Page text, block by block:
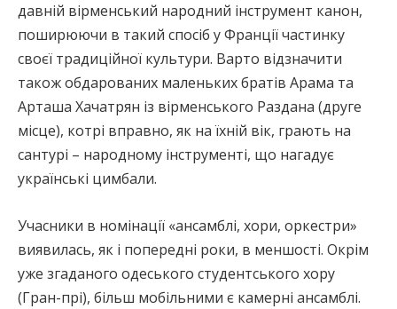
давній вірменський народний інструмент канон,
поширюючи в такий спосіб у Франції частинку
своєї традиційної культури. Варто відзначити
також обдарованих маленьких братів Арама та
Арташа Хачатрян із вірменського Раздана (друге
місце), котрі вправно, як на їхній вік, грають на
сантурі – народному інструменті, що нагадує
українські цимбали.
Учасники в номінації «ансамблі, хори, оркестри»
виявилась, як і попередні роки, в меншості. Окрім
уже згаданого одеського студентського хору
(Гран-прі), більш мобільними є камерні ансамблі.